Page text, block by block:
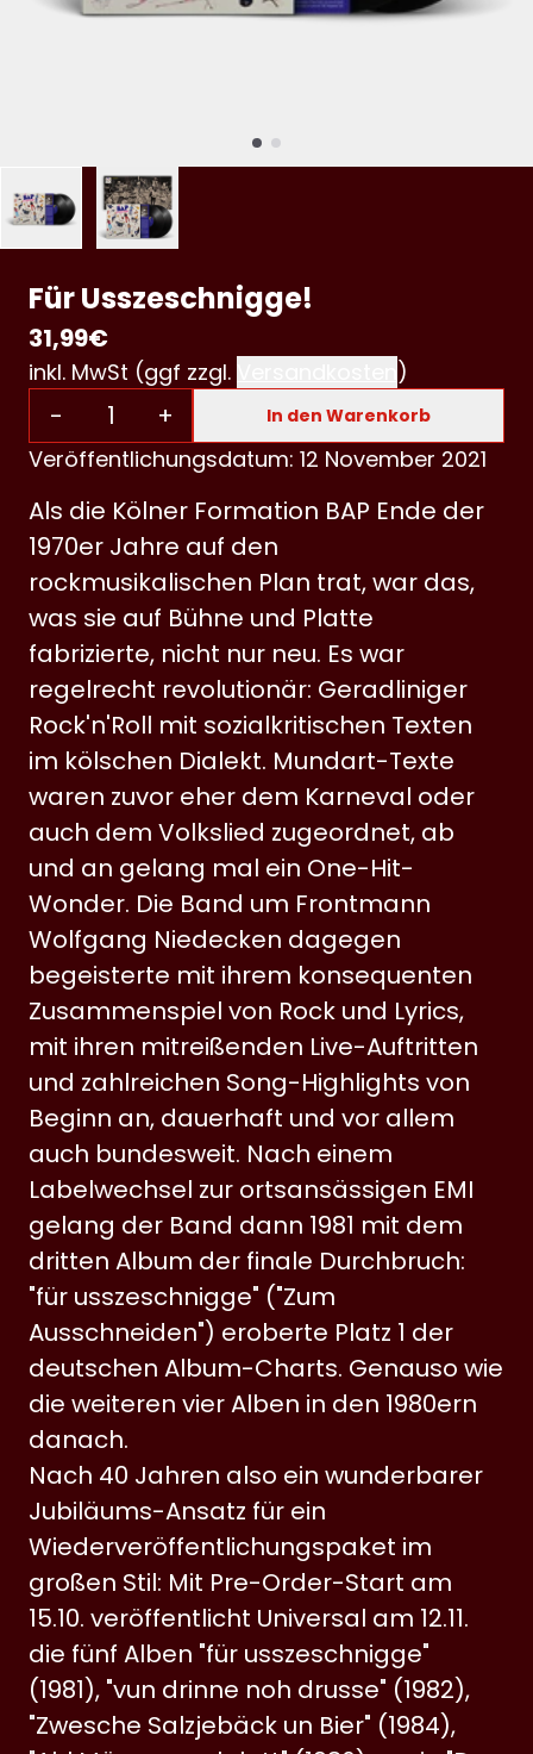
Für Usszeschnigge!
31,99€
inkl. MwSt (ggf zzgl. )
- + In den Warenkorb
Veröffentlichungsdatum: 12 November 2021
Als die Kölner Formation BAP Ende der
1970er Jahre auf den
rockmusikalischen Plan trat, war das,
was sie auf Bühne und Platte
fabrizierte, nicht nur neu. Es war
regelrecht revolutionär: Geradliniger
Rock'n'Roll mit sozialkritischen Texten
im kölschen Dialekt. Mundart-Texte
waren zuvor eher dem Karneval oder
auch dem Volkslied zugeordnet, ab
und an gelang mal ein One-Hit-
Wonder. Die Band um Frontmann
Wolfgang Niedecken dagegen
begeisterte mit ihrem konsequenten
Zusammenspiel von Rock und Lyrics,
mit ihren mitreißenden Live-Auftritten
und zahlreichen Song-Highlights von
Beginn an, dauerhaft und vor allem
auch bundesweit. Nach einem
Labelwechsel zur ortsansässigen EMI
gelang der Band dann 1981 mit dem
dritten Album der finale Durchbruch:
"für usszeschnigge" ("Zum
Ausschneiden") eroberte Platz 1 der
deutschen Album-Charts. Genauso wie
die weiteren vier Alben in den 1980ern
danach.
Nach 40 Jahren also ein wunderbarer
Jubiläums-Ansatz für ein
Wiederveröffentlichungspaket im
großen Stil: Mit Pre-Order-Start am
15.10. veröffentlicht Universal am 12.11.
die fünf Alben "für usszeschnigge"
(1981), "vun drinne noh drusse" (1982),
"Zwesche Salzjebäck un Bier" (1984),